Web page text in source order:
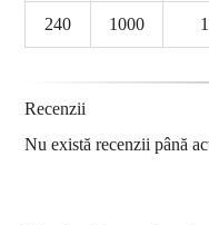
240 1000
Recenzii
Nu există recenzii până